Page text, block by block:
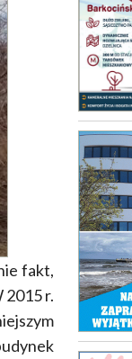
fakt,
2015 r.